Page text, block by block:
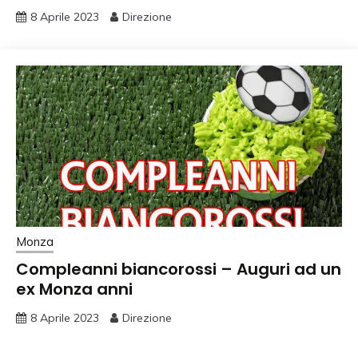
8 Aprile 2023 Direzione
Monza
Compleanni biancorossi – Auguri ad un
ex Monza anni
8 Aprile 2023 Direzione